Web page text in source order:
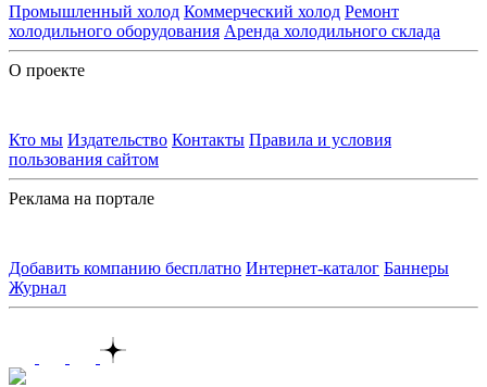
Промышленный холод Коммерческий холод Ремонт
холодильного оборудования Аренда холодильного склада
О проекте
Кто мы Издательство Контакты Правила и условия
пользования сайтом
Реклама на портале
Добавить компанию бесплатно Интернет-каталог Баннеры
Журнал